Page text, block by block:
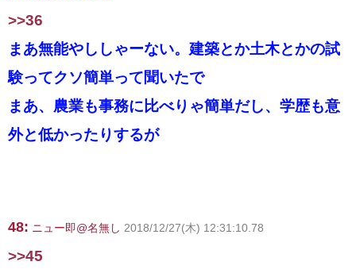
>>36
まあ無能やししゃーない。建築とか土木とかの試
験ってクソ簡単って聞いたで
まあ、農業も事務に比べりゃ簡単だし、学歴も意
外と低かったりするが
48: ニュー即@名無し 2018/12/27(木) 12:31:10.78
>>45